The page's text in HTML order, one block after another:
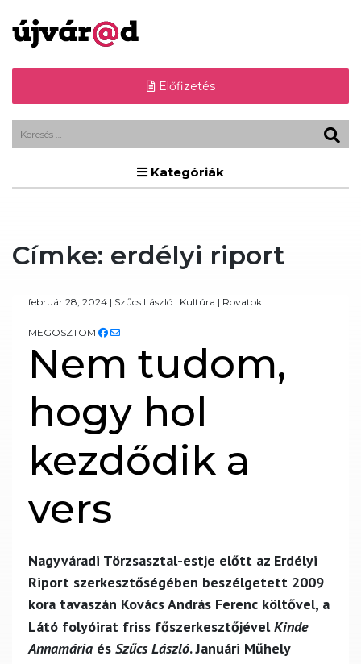
Előfizetés
Kategóriák
Címke: erdélyi riport
február 28, 2024 | Szűcs László | Kultúra | Rovatok
MEGOSZTOM
Nem tudom,
hogy hol
kezdődik a
vers
Nagyváradi Törzsasztal-estje előtt az Erdélyi
Riport szerkesztőségében beszélgetett 2009
kora tavaszán Kovács András Ferenc költővel, a
Látó folyóirat friss főszerkesztőjévelKinde
Annamária és Szűcs László. Januári Műhely